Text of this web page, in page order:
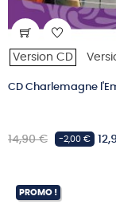
Version CD
CD Charlemagne
Prix
14,90 € -2,00 € Prix
PROMO !